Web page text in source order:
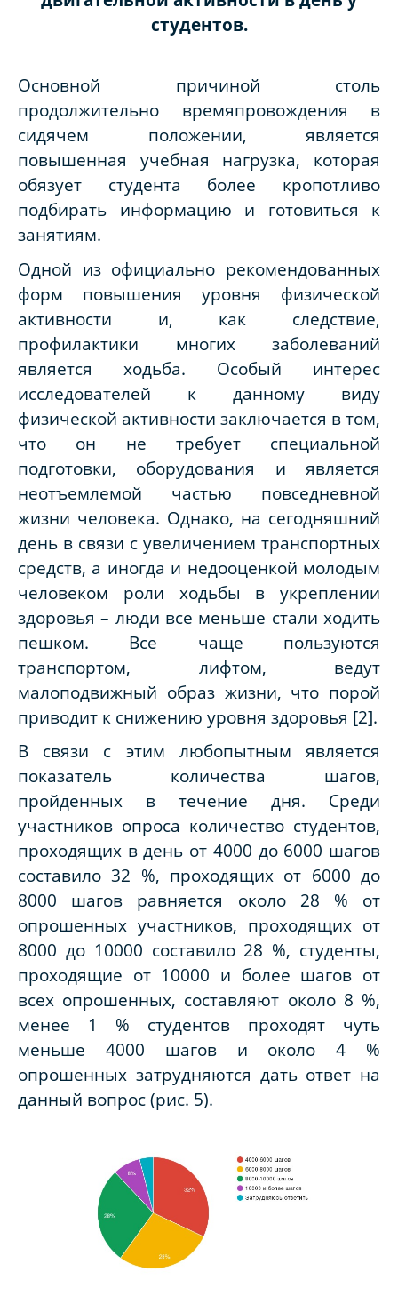
студентов.
Основной причиной столь
продолжительно времяпровождения в
сидячем положении, является
повышенная учебная нагрузка, которая
обязует студента более кропотливо
подбирать информацию и готовиться к
занятиям.
Одной из официально рекомендованных
форм повышения уровня физической
активности и, как следствие,
профилактики многих заболеваний
является ходьба. Особый интерес
исследователей к данному виду
физической активности заключается в том,
что он не требует специальной
подготовки, оборудования и является
неотъемлемой частью повседневной
жизни человека. Однако, на сегодняшний
день в связи с увеличением транспортных
средств, а иногда и недооценкой молодым
человеком роли ходьбы в укреплении
здоровья – люди все меньше стали ходить
пешком. Все чаще пользуются
транспортом, лифтом, ведут
малоподвижный образ жизни, что порой
приводит к снижению уровня здоровья [2].
В связи с этим любопытным является
показатель количества шагов,
пройденных в течение дня. Среди
участников опроса количество студентов,
проходящих в день от 4000 до 6000 шагов
составило 32 %, проходящих от 6000 до
8000 шагов равняется около 28 % от
опрошенных участников, проходящих от
8000 до 10000 составило 28 %, студенты,
проходящие от 10000 и более шагов от
всех опрошенных, составляют около 8 %,
менее 1 % студентов проходят чуть
меньше 4000 шагов и около 4 %
опрошенных затрудняются дать ответ на
данный вопрос (рис. 5).